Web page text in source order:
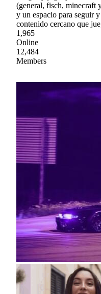
(general, fisch, minecraft
y un espacio para seguir
contenido cercano que
1,965
Online
12,484
Members